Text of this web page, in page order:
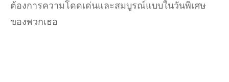
ต้องการความโดดเด่นและสมบูรณ์แบบในวันพิเศษ
ของพวกเธอ